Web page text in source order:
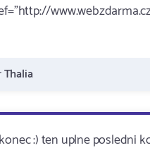
Thalia
:) ten uplne posledni